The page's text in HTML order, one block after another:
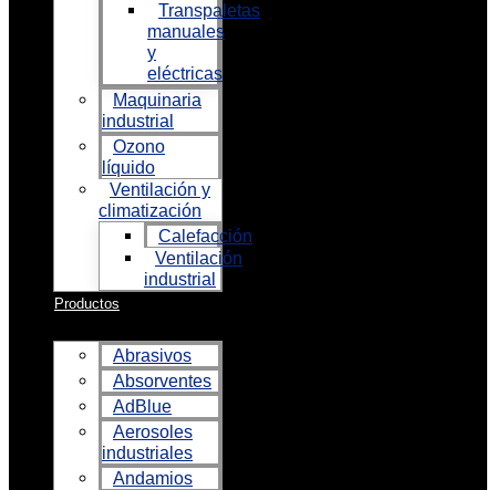
Transpaletas
manuales
y
eléctricas
Maquinaria
industrial
Ozono
líquido
Ventilación y
climatización
Calefacción
Ventilación
industrial
Productos
Abrasivos
Absorventes
AdBlue
Aerosoles
industriales
Andamios